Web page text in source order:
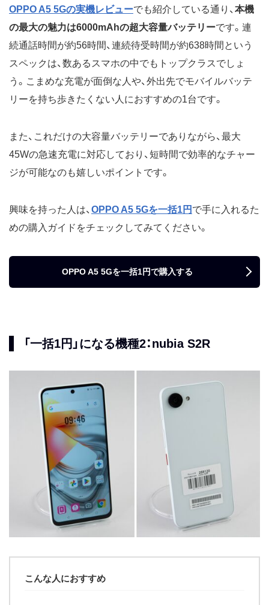
OPPO A5 5Gの実機レビューでも紹介している通り、 本機
の最大の魅力は6000mAhの超大容量バッテリーです。連
続通話時間が約56時間、連続待受時間が約638時間という
スペックは、数あるスマホの中でもトップクラスでしょ
う。こまめな充電が面倒な人や、外出先でモバイルバッテ
リーを持ち歩きたくない人におすすめの1台です。
また、これだけの大容量バッテリーでありながら、最大
45Wの急速充電に対応しており、短時間で効率的なチャー
ジが可能なのも嬉しいポイントです。
興味を持った人は、 OPPO A5 5Gを一括1円 で手に入れるた
めの購入ガイドをチェックしてみてください。
OPPO A5 5Gを一括1円で購入する
「一括1円」になる機種2：nubia S2R
こんな人におすすめ